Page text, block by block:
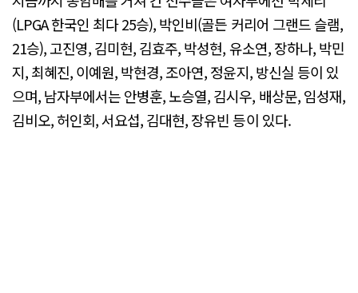
(LPGA 한국인 최다 25승), 박인비(골든 커리어 그랜드 슬램,
21승), 고진영, 김미현, 김효주, 박성현, 유소연, 장하나, 박민
지, 최혜진, 이예원, 박현경, 조아연, 정윤지, 방신실 등이 있
으며, 남자부에서는 안병훈, 노승열, 김시우, 배상문, 임성재,
김비오, 허인회, 서요섭, 김대현, 장유빈 등이 있다.